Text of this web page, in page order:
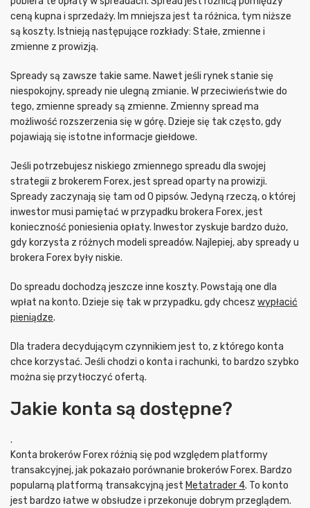
ceną kupna i sprzedaży. Im mniejsza jest ta różnica, tym niższe
są koszty. Istnieją następujące rozkłady: Stałe, zmienne i
zmienne z prowizją.
Spready są zawsze takie same. Nawet jeśli rynek stanie się
niespokojny, spready nie ulegną zmianie. W przeciwieństwie do
tego, zmienne spready są zmienne. Zmienny spread ma
możliwość rozszerzenia się w górę. Dzieje się tak często, gdy
pojawiają się istotne informacje giełdowe.
Jeśli potrzebujesz niskiego zmiennego spreadu dla swojej
strategii z brokerem Forex, jest spread oparty na prowizji.
Spready zaczynają się tam od 0 pipsów. Jedyną rzeczą, o której
inwestor musi pamiętać w przypadku brokera Forex, jest
konieczność poniesienia opłaty. Inwestor zyskuje bardzo dużo,
gdy korzysta z różnych modeli spreadów. Najlepiej, aby spready u
brokera Forex były niskie.
Do spreadu dochodzą jeszcze inne koszty. Powstają one dla
wpłat na konto. Dzieje się tak w przypadku, gdy chcesz wypłacić
pieniądze.
Dla tradera decydującym czynnikiem jest to, z którego konta
chce korzystać. Jeśli chodzi o konta i rachunki, to bardzo szybko
można się przytłoczyć ofertą.
Jakie konta są dostępne?
.
Konta brokerów Forex różnią się pod względem platformy
transakcyjnej, jak pokazało porównanie brokerów Forex. Bardzo
popularną platformą transakcyjną jest Metatrader 4. To konto
jest bardzo łatwe w obsłudze i przekonuje dobrym przeglądem.